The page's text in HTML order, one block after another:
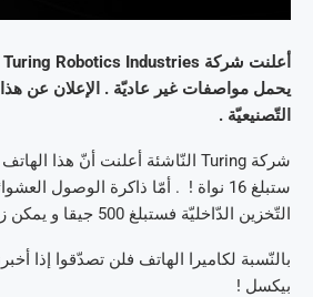
التّصنيعيّة .
التّخزين الدّاخليّة فستبلغ 500 جيقا و يمكن زيادتها لتصل حتّى 1 تيرا-بايت , عبر إضافة بطاقة ذاكرة SD .
بيكسل !